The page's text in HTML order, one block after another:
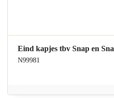
Eind kapjes tbv Snap en
N99981